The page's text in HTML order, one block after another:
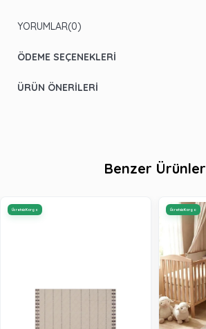
YORUMLAR(0)
ÖDEME SEÇENEKLERI
ÜRÜN ÖNERILERI
Benzer Ürünler
Ücretsiz Kargo Ücretsiz Kargo